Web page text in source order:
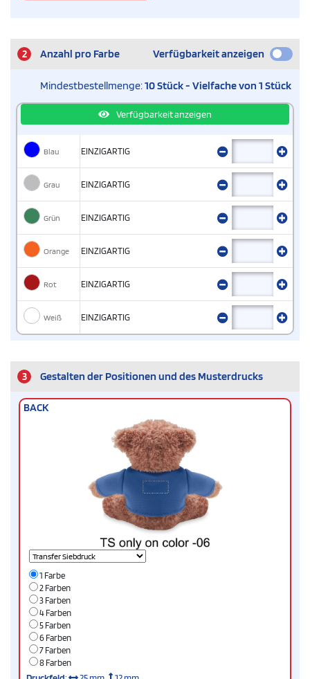
2 Anzahl pro Farbe Verfügbarkeit anzeigen
Mindestbestellmenge:10 Stück - Vielfache von 1 Stück
Verfügbarkeit anzeigen
Blau EINZIGARTIG
Grau EINZIGARTIG
Grün EINZIGARTIG
Orange EINZIGARTIG
Rot EINZIGARTIG
Weiß EINZIGARTIG
3 Gestalten der Positionen und des Musterdrucks
BACK
1 Farbe
2 Farben
3 Farben
4 Farben
5 Farben
6 Farben
7 Farben
8 Farben